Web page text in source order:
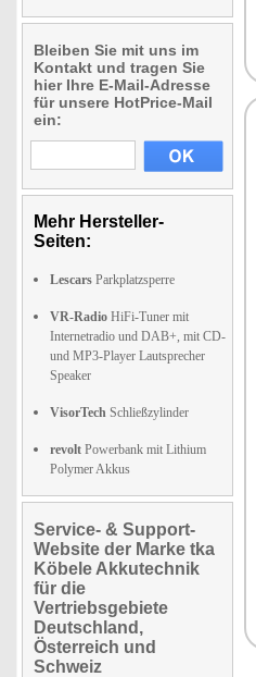
Bleiben Sie mit uns im
Kontakt und tragen Sie
hier Ihre E-Mail-Adresse
für unsere HotPrice-Mail
ein:
Mehr Hersteller-
Seiten:
Lescars Parkplatzsperre
VR-Radio HiFi-Tuner mit
Internetradio und DAB+, mit CD-
und MP3-Player Lautsprecher
Speaker
VisorTech Schließzylinder
revolt Powerbank mit Lithium
Polymer Akkus
Service- & Support-
Website der Marke tka
Köbele Akkutechnik
für die
Vertriebsgebiete
Deutschland,
Österreich und
Schweiz